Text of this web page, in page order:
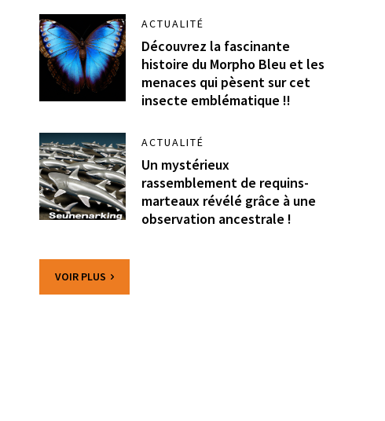
ACTUALITÉ
Découvrez la fascinante
histoire du Morpho Bleu et les
menaces qui pèsent sur cet
insecte emblématique !!
ACTUALITÉ
Un mystérieux
rassemblement de requins-
marteaux révélé grâce à une
observation ancestrale !
VOIR PLUS